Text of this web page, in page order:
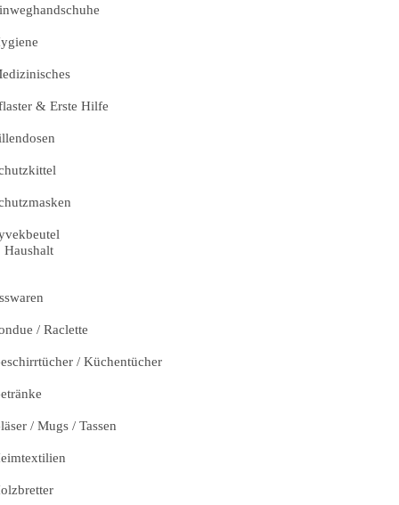
& Erste Hilfe
Haushalt
/ Raclette
/ Küchentücher
/ Mugs / Tassen